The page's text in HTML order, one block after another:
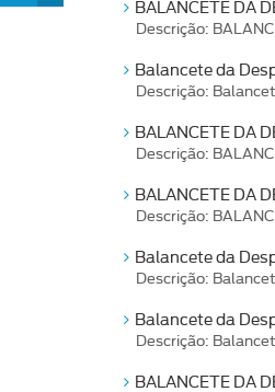
BALANCETE DA
Descrição:
Balancete da
Descrição:
BALANCETE DA
Descrição:
BALANCETE DA
Descrição:
Balancete da
Descrição:
Balancete da
Descrição:
BALANCETE DA